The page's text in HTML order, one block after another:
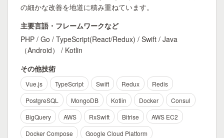
の細かな改善を地道に積み重ねています。
主要言語・フレームワークなど
PHP / Go / TypeScript(React/Redux) / Swift / Java
（Android） / Kotlin
その他技術
Vue.js TypeScript Swift Redux
Redis
PostgreSQL
MongoDB Kotlin Docker
Consul
BigQuery
AWS RxSwift Bitrise
AWS EC2
Docker Compose
Google Cloud Platform